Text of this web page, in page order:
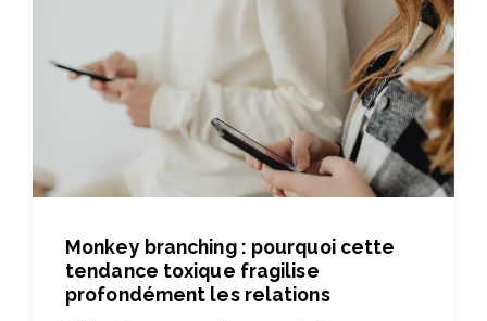
Monkey branching : pourquoi cette
tendance toxique fragilise
profondément les relations